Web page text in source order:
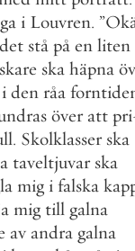
i Louvren. ”
det stå på en liten
ska häpna
i den råa
över att pri
. Skolklasser ska
taveltjuvar ska
mig i falska
mig till galna
av andra galna